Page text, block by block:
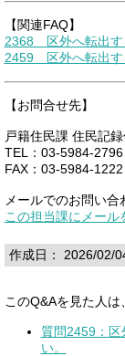
【関連FAQ】
2368 区外へ転出す
2459 区外へ転出す
【お問合せ先】
戸籍住民課 住民記
TEL：03-5984-2796
FAX：03-5984-1222
メールでのお問い合
この担当課にメール
作成日： 2026/02/
このQ&Aを見た人は
質問2459：区
い。